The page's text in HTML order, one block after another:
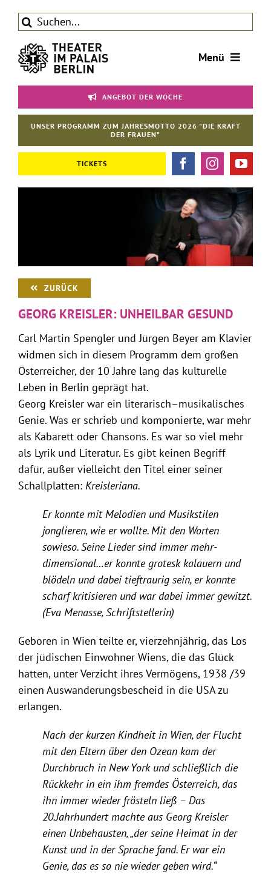
Inhalt
springen
Suche
Menü
Tickets
Theater
ANGEBOT DER WOCHE
UNSER PROGRAMM ZUM JAHRESMOTTO 2026 "DIE KRAFT
DER FRAUEN"
TICKETS
ZURÜCK
GEORG KREISLER: UNHEILBAR GESUND
Carl Martin Spengler und Jürgen Beyer am Klavier
widmen sich in diesem Programm dem großen
Österreicher, der 10 Jahre lang das kulturelle
Leben in Berlin geprägt hat.
Georg Kreisler war ein literarisch–musikalisches
Genie. Was er schrieb und komponierte, war mehr
als Kabarett oder Chansons. Es war so viel mehr
als Lyrik und Literatur. Es gibt keinen Begriff
dafür, außer vielleicht den Titel einer seiner
Schallplatten: Kreisleriana.
Er konnte mit Melodien und Musikstilen
jonglieren, wie er wollte. Mit den Worten
sowieso. Seine Lieder sind immer mehr-
dimensional…er konnte grotesk kalauern und
blödeln und dabei tieftraurig sein, er konnte
scharf kritisieren und war dabei immer gewitzt.
(Eva Menasse, Schriftstellerin)
Geboren in Wien teilte er, vierzehnjährig, das Los
der jüdischen Einwohner Wiens, die das Glück
hatten, unter Verzicht ihres Vermögens, 1938 /39
einen Auswanderungsbescheid in die USA zu
erlangen.
Nach der kurzen Kindheit in Wien, der Flucht
mit den Eltern über den Ozean kam der
Durchbruch in New York und schließlich die
Rückkehr in ein ihm fremdes Österreich, das
ihn immer wieder frösteln ließ – Das
20.Jahrhundert machte aus Georg Kreisler
einen Unbehausten, „der seine Heimat in der
Kunst und in der Sprache fand. Er war ein
Genie, das es so nie wieder geben wird.“